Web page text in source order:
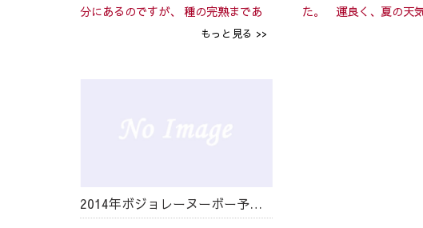
分にあるのですが、 種の完熟まであ
ともう少しというところですので、
もっと見る >>
た。 運良く、夏の天
で、すばらしいミレジ
2014年ボジョレーヌーボー予約開始！